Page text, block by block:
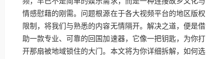
情感慰藉的刚需。问题根源在于各大视频平台的地区版权
限制，将我们与熟悉的内容无情隔开。解决之道，便是借
助一款专业、可靠的回国加速器，它像一把钥匙，为你打
开那扇被地域锁住的大门。本文将为你详细拆解，如何选